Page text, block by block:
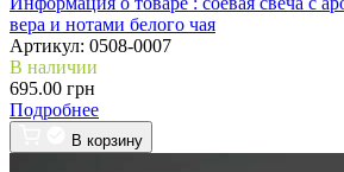
вера и нотами белого чая
Артикул: 0508-0007
В наличии
695.00 грн
Подробнее
В корзину